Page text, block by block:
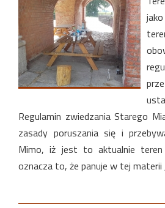
Regulamin zwiedzania Starego
zasady poruszania się i
Mimo, iż jest to aktualnie teren
oznacza to, że panuje w tej materii